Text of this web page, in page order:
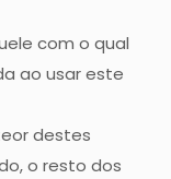
com o qual
ao usar este
destes
o resto dos